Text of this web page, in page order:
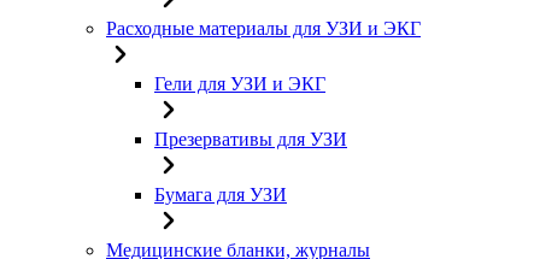
Расходные материалы для УЗИ и ЭКГ
Гели для УЗИ и ЭКГ
Презервативы для УЗИ
Бумага для УЗИ
Медицинские бланки, журналы